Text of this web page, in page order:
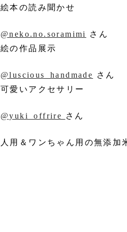
絵本の読み聞かせ
@neko.no.soramimi
さん
絵の作品展示
@luscious_handmade
さん
可愛いアクセサリー
@yuki_offrire さん
人用＆ワンちゃん用の無添加